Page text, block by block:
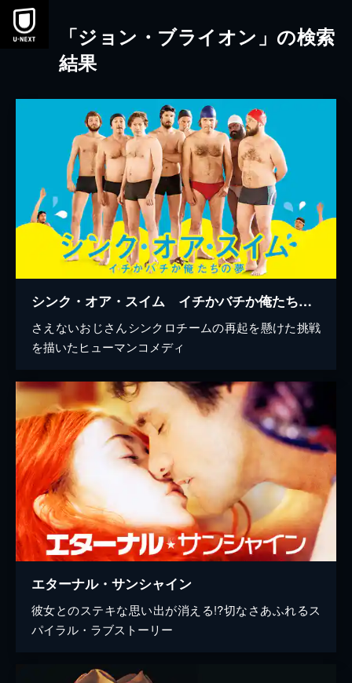
本文へスキップ
「ジョン・ブライオン」の検索
結果
シンク・オア・スイム イチかバチか俺たちの夢
さえないおじさんシンクロチームの再起を懸けた挑戦
を描いたヒューマンコメディ
エターナル・サンシャイン
彼女とのステキな思い出が消える!?切なさあふれるス
パイラル・ラブストーリー